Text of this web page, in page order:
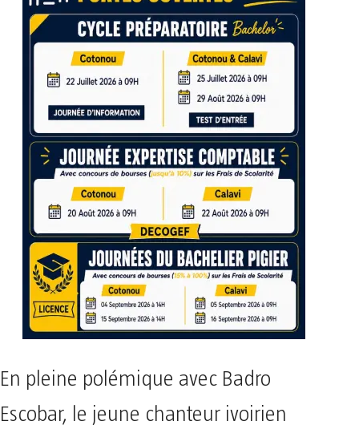
En pleine polémique avec Badro
Escobar, le jeune chanteur ivoirien